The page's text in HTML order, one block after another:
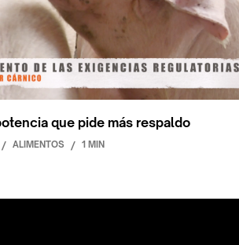
que pide más respaldo
/ ALIMENTOS / 1 MIN